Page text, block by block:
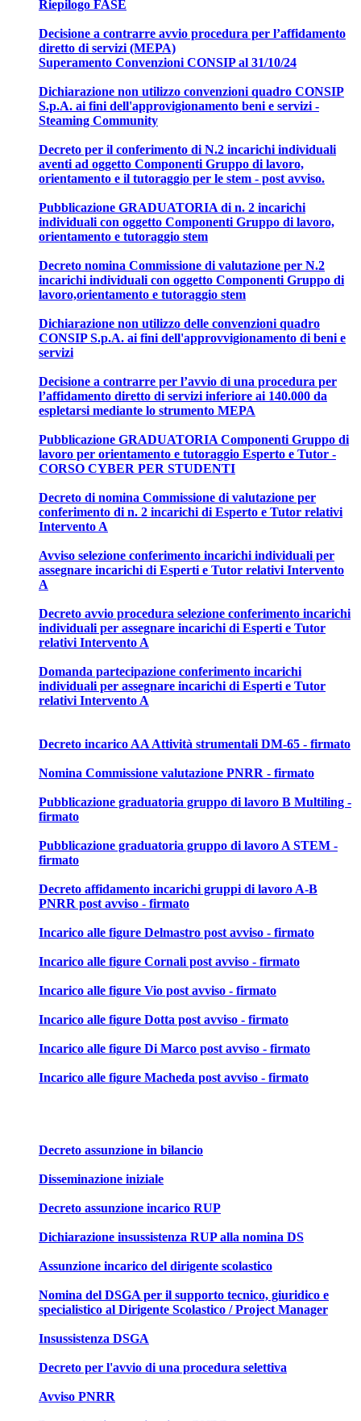
Riepilogo FASE
Decisione a contrarre avvio procedura per l’affidamento
diretto di servizi (MEPA)
Superamento Convenzioni CONSIP al 31/10/24
Dichiarazione non utilizzo convenzioni quadro CONSIP
S.p.A. ai fini dell'approvigionamento beni e servizi -
Steaming Community
Decreto per il conferimento di N.2 incarichi individuali
aventi ad oggetto Componenti Gruppo di lavoro,
orientamento e il tutoraggio per le stem - post avviso.
Pubblicazione GRADUATORIA di n. 2 incarichi
individuali con oggetto Componenti Gruppo di lavoro,
orientamento e tutoraggio stem
Decreto nomina Commissione di valutazione per N.2
incarichi individuali con oggetto Componenti Gruppo di
lavoro,orientamento e tutoraggio stem
Dichiarazione non utilizzo delle convenzioni quadro
CONSIP S.p.A. ai fini dell'approvvigionamento di beni e
servizi
Decisione a contrarre per l’avvio di una procedura per
l’affidamento diretto di servizi inferiore ai 140.000 da
espletarsi mediante lo strumento MEPA
Pubblicazione GRADUATORIA Componenti Gruppo di
lavoro per orientamento e tutoraggio Esperto e Tutor -
CORSO CYBER PER STUDENTI
Decreto di nomina Commissione di valutazione per
conferimento di n. 2 incarichi di Esperto e Tutor relativi
Intervento A
Avviso selezione conferimento incarichi individuali per
assegnare incarichi di Esperti e Tutor relativi Intervento
A
Decreto avvio procedura selezione conferimento incarichi
individuali per assegnare incarichi di Esperti e Tutor
relativi Intervento A
Domanda partecipazione conferimento incarichi
individuali per assegnare incarichi di Esperti e Tutor
relativi Intervento A
Decreto incarico AA Attività strumentali DM-65 - firmato
Nomina Commissione valutazione PNRR - firmato
Pubblicazione graduatoria gruppo di lavoro B Multiling -
firmato
Pubblicazione graduatoria gruppo di lavoro A STEM -
firmato
Decreto affidamento incarichi gruppi di lavoro A-B
PNRR post avviso - firmato
Incarico alle figure Delmastro post avviso - firmato
Incarico alle figure Cornali post avviso - firmato
Incarico alle figure Vio post avviso - firmato
Incarico alle figure Dotta post avviso - firmato
Incarico alle figure Di Marco post avviso - firmato
Incarico alle figure Macheda post avviso - firmato
Decreto assunzione in bilancio
Disseminazione iniziale
Decreto assunzione incarico RUP
Dichiarazione insussistenza RUP alla nomina DS
Assunzione incarico del dirigente scolastico
Nomina del DSGA per il supporto tecnico, giuridico e
specialistico al Dirigente Scolastico / Project Manager
Insussistenza DSGA
Decreto per l'avvio di una procedura selettiva
Avviso PNRR